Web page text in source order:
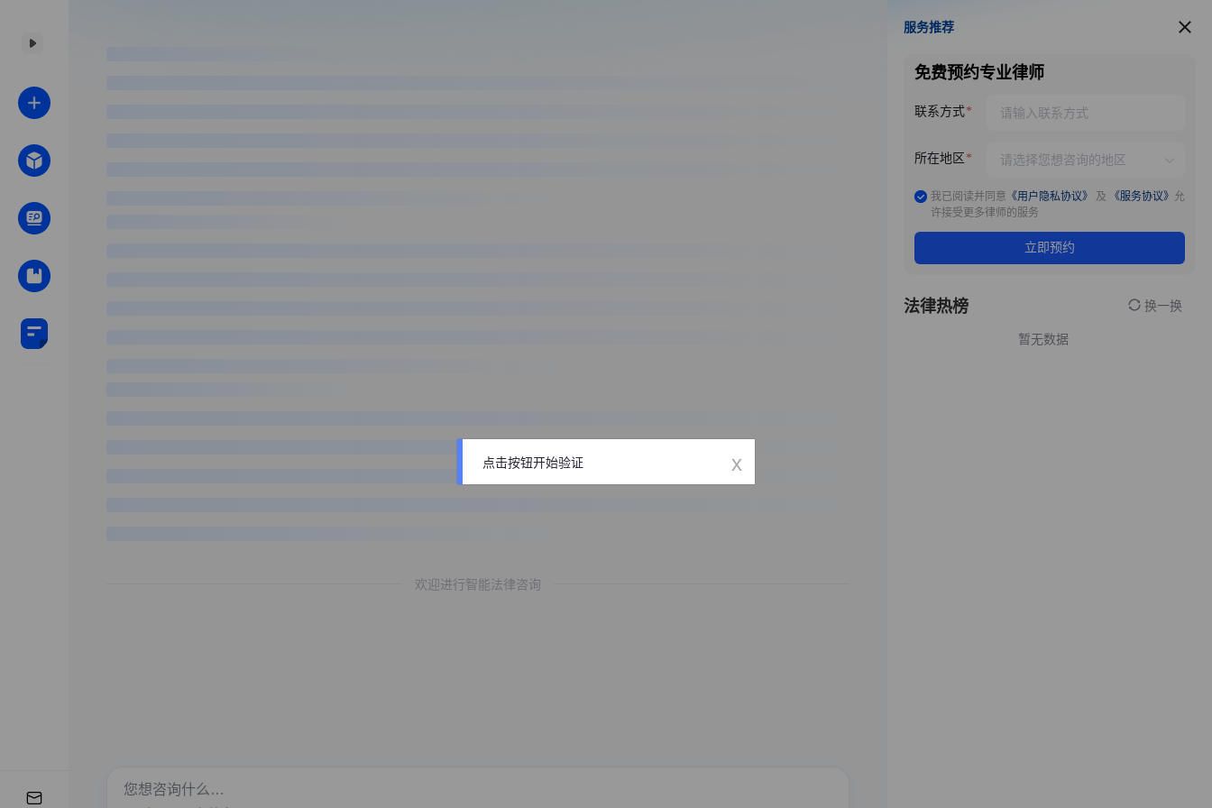
欢迎进行智能法律咨询
服务推荐
服务推荐
免费预约专业律师
联系方式
所在地区
我已阅读并同意 《用户隐私协议》 及 《服务协议》 允
许接受更多律师的服务
立即预约
法律热榜 换一换
暂无数据
点击按钮开始验证 x